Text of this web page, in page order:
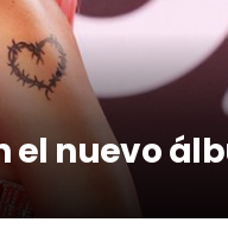
el nuevo